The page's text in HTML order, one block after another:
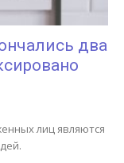
два
лиц являются